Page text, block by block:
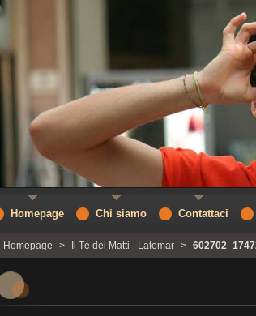
Homepage > Il Tè dei Matti - Latemar >
Homepage Chi siamo Contattaci